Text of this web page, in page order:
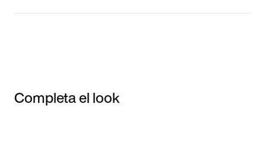
Completa el look